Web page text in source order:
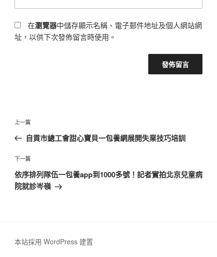
在瀏覽器中儲存顯示名稱、電子郵件地址及個人網站網
址，以供下次發佈留言時使用。
文
導
覽
上
一
文
章
上一篇
自貢市總工會甜心寶貝一包養網展開失業技巧培訓
下
一
篇
下一篇
依序排列隊伍一包養app到1000多號！記者實拍北京兒童病
院就診岑嶺
本站採用 WordPress 建置